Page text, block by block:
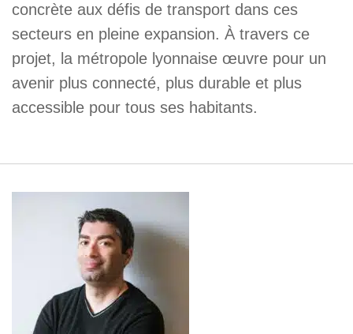
concrète aux défis de transport dans ces
secteurs en pleine expansion. À travers ce
projet, la métropole lyonnaise œuvre pour un
avenir plus connecté, plus durable et plus
accessible pour tous ses habitants.